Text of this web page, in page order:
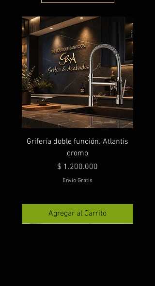
Grifería doble función. Atlantis
cromo
Precio
$ 1.200.000
Envío Gratis
Agregar al Carrito